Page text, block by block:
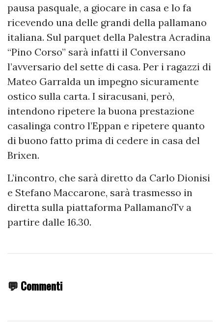
pausa pasquale, a giocare in casa e lo fa
ricevendo una delle grandi della pallamano
italiana. Sul parquet della Palestra Acradina
“Pino Corso” sarà infatti il Conversano
l’avversario del sette di casa. Per i ragazzi di
Mateo Garralda un impegno sicuramente
ostico sulla carta. I siracusani, però,
intendono ripetere la buona prestazione
casalinga contro l’Eppan e ripetere quanto
di buono fatto prima di cedere in casa del
Brixen.
L’incontro, che sarà diretto da Carlo Dionisi
e Stefano Maccarone, sarà trasmesso in
diretta sulla piattaforma PallamanoTv a
partire dalle 16.30.
💬 Commenti